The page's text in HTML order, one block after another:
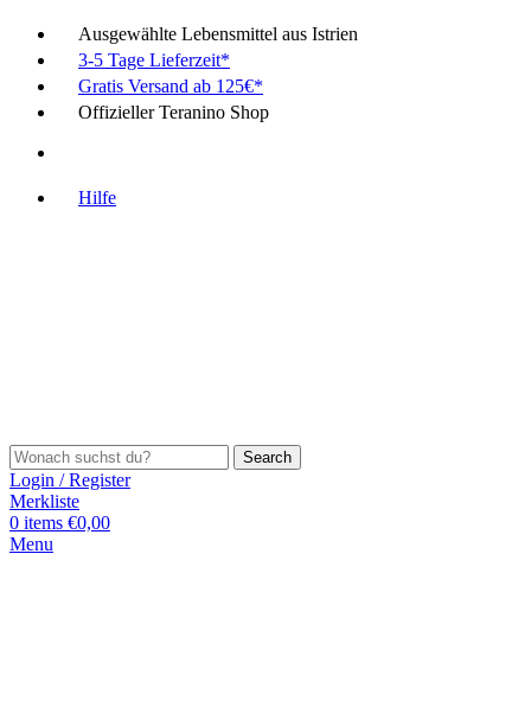
Ausgewählte Lebensmittel aus Istrien
3-5 Tage Lieferzeit*
Gratis Versand ab 125€*
Offizieller Teranino Shop
Hilfe
Search
Login / Register
Merkliste
0 items €0,00
Menu